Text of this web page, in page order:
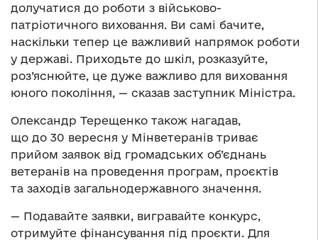
долучатися до роботи з військово-
патріотичного виховання. Ви самі бачите,
наскільки тепер це важливий напрямок роботи
у державі. Приходьте до шкіл, розказуйте,
роз’яснюйте, це дуже важливо для виховання
юного покоління, — сказав заступник Міністра.
Олександр Терещенко також нагадав,
що до 30 вересня у Мінветеранів триває
прийом заявок від громадських об’єднань
ветеранів на проведення програм, проєктів
та заходів загальнодержавного значення.
— Подавайте заявки, вигравайте конкурс,
отримуйте фінансування під проєкти. Для